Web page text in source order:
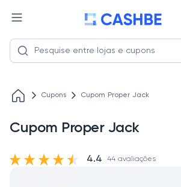
Cupons Cupom Proper Jack
Cupom Proper Jack
4.4 44 avaliações